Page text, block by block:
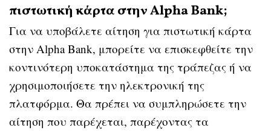
πιστωτική κάρτα στην Alpha Bank;
Για να υποβάλετε αίτηση για πιστωτική κάρτα
στην Alpha Bank, μπορείτε να επισκεφθείτε την
κοντινότερη υποκατάστημα της τράπεζας ή να
χρησιμοποιήσετε την ηλεκτρονική της
πλατφόρμα. Θα πρέπει να συμπληρώσετε την
αίτηση που παρέχεται, παρέχοντας τα